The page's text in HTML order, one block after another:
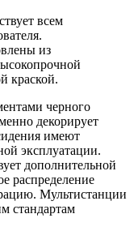
всем
из
краской.
черного
декорирует
имеют
эксплуатации.
дополнительной
распределение
Мультистанции
стандартам